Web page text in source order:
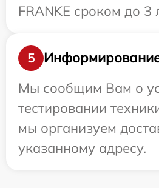
FRANKE сроком до 3
5
Информирование
Мы сообщим Вам о
тестировании
мы организуем
указанному адресу.